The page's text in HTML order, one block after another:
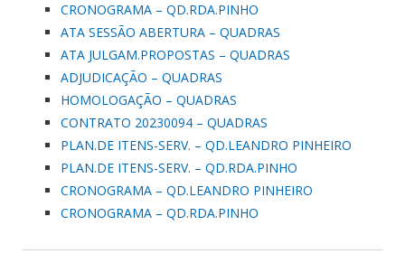
CRONOGRAMA – QD.RDA.PINHO
ATA SESSÃO ABERTURA – QUADRAS
ATA JULGAM.PROPOSTAS – QUADRAS
ADJUDICAÇÃO – QUADRAS
HOMOLOGAÇÃO – QUADRAS
CONTRATO 20230094 – QUADRAS
PLAN.DE ITENS-SERV. – QD.LEANDRO PINHEIRO
PLAN.DE ITENS-SERV. – QD.RDA.PINHO
CRONOGRAMA – QD.LEANDRO PINHEIRO
CRONOGRAMA – QD.RDA.PINHO